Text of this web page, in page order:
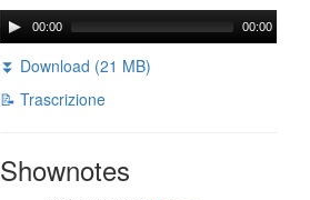
00:00 00:00
⏬ Download (21 MB)
📝 Trascrizione
Shownotes